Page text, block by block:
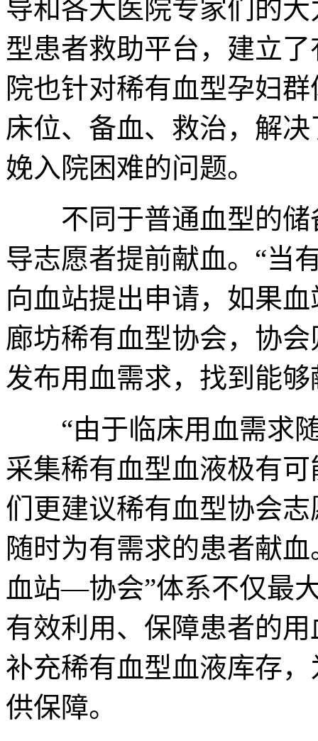
导和各大医院专家们的
型患者救助平台，建立
院也针对稀有血型孕妇
床位、备血、救治，解
娩入院困难的问题。
不同于普通血型的储
导志愿者提前献血。“当
向血站提出申请，如果
廊坊稀有血型协会，协
发布用血需求，找到能够
“由于临床用血需求随
采集稀有血型血液极有
们更建议稀有血型协会
随时为有需求的患者献
血站—协会”体系不仅最
有效利用、保障患者的
补充稀有血型血液库存
供保障。